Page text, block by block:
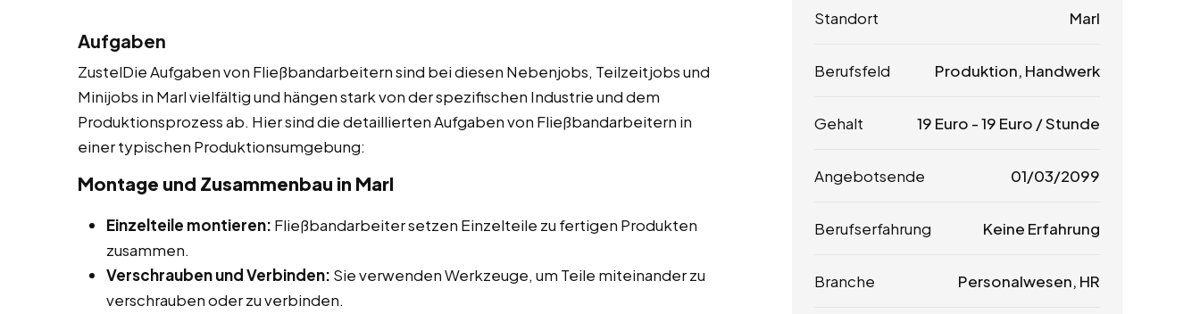
Aufgaben
ZustelDie Aufgaben von Fließbandarbeitern sind bei diesen Nebenjobs, Teilzeitjobs und
Minijobs in Marl vielfältig und hängen stark von der spezifischen Industrie und dem
Produktionsprozess ab. Hier sind die detaillierten Aufgaben von Fließbandarbeitern in
einer typischen Produktionsumgebung:
Montage und Zusammenbau in Marl
Einzelteile montieren: Fließbandarbeiter setzen Einzelteile zu fertigen Produkten
zusammen.
Verschrauben und Verbinden: Sie verwenden Werkzeuge, um Teile miteinander zu
verschrauben oder zu verbinden.
Standort Marl
Berufsfeld Produktion, Handwerk
Gehalt 19 Euro -19 Euro / Stunde
Angebotsende 01/03/2099
Berufserfahrung Keine Erfahrung
Branche Personalwesen, HR